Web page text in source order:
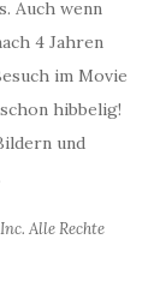
Auch wenn
4 Jahren
im Movie
hibbelig!
und
Alle Rechte